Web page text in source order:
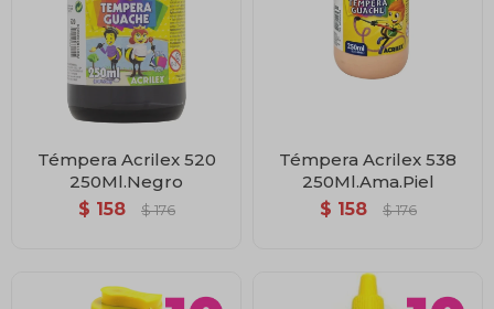
Témpera Acrilex 520
250Ml.Negro
$ 158 $ 176
Témpera Acrilex 538
250Ml.Ama.Piel
$ 158 $ 176